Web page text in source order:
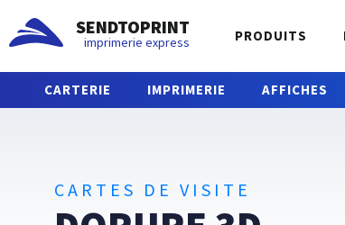
SENDTOPRINT
imprimerie express PRODUITS
CARTERIE IMPRIMERIE AFFICHES
CARTES DE VISITE